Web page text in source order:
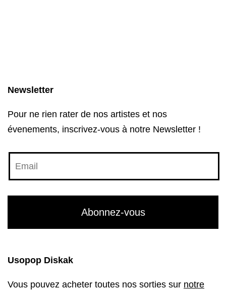
Newsletter
Pour ne rien rater de nos artistes et nos
évenements, inscrivez-vous à notre Newsletter !
Usopop Diskak
Vous pouvez acheter toutes nos sorties sur notre